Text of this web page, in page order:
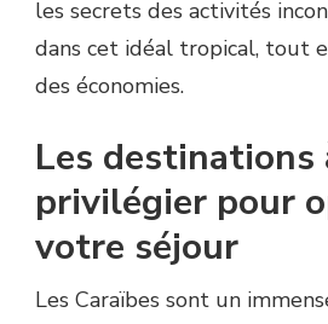
les secrets des activités
dans cet idéal tropical, tout
des économies.
Les destinations
privilégier pour
votre séjour
Les Caraïbes sont un